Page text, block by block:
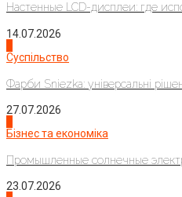
Настенные LCD-дисплеи: где
14.07.2026
Суспільство
Фарби Sniezka: універсальні
27.07.2026
Бізнес та економіка
Промышленные солнечные
23.07.2026